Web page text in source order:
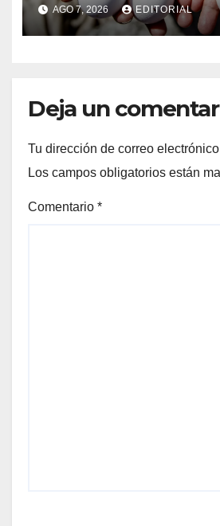
desplome de
Veracruz; llaman a
AGO 7, 2026 EDITORIAL
Deja un
Tu dirección de correo
Los campos obligatorios están
Comentario *